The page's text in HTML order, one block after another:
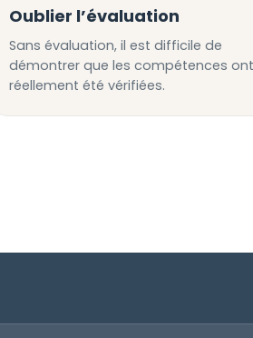
Oublier l’évaluation
Sans évaluation, il est difficile de
démontrer que les compétences ont
réellement été vérifiées.